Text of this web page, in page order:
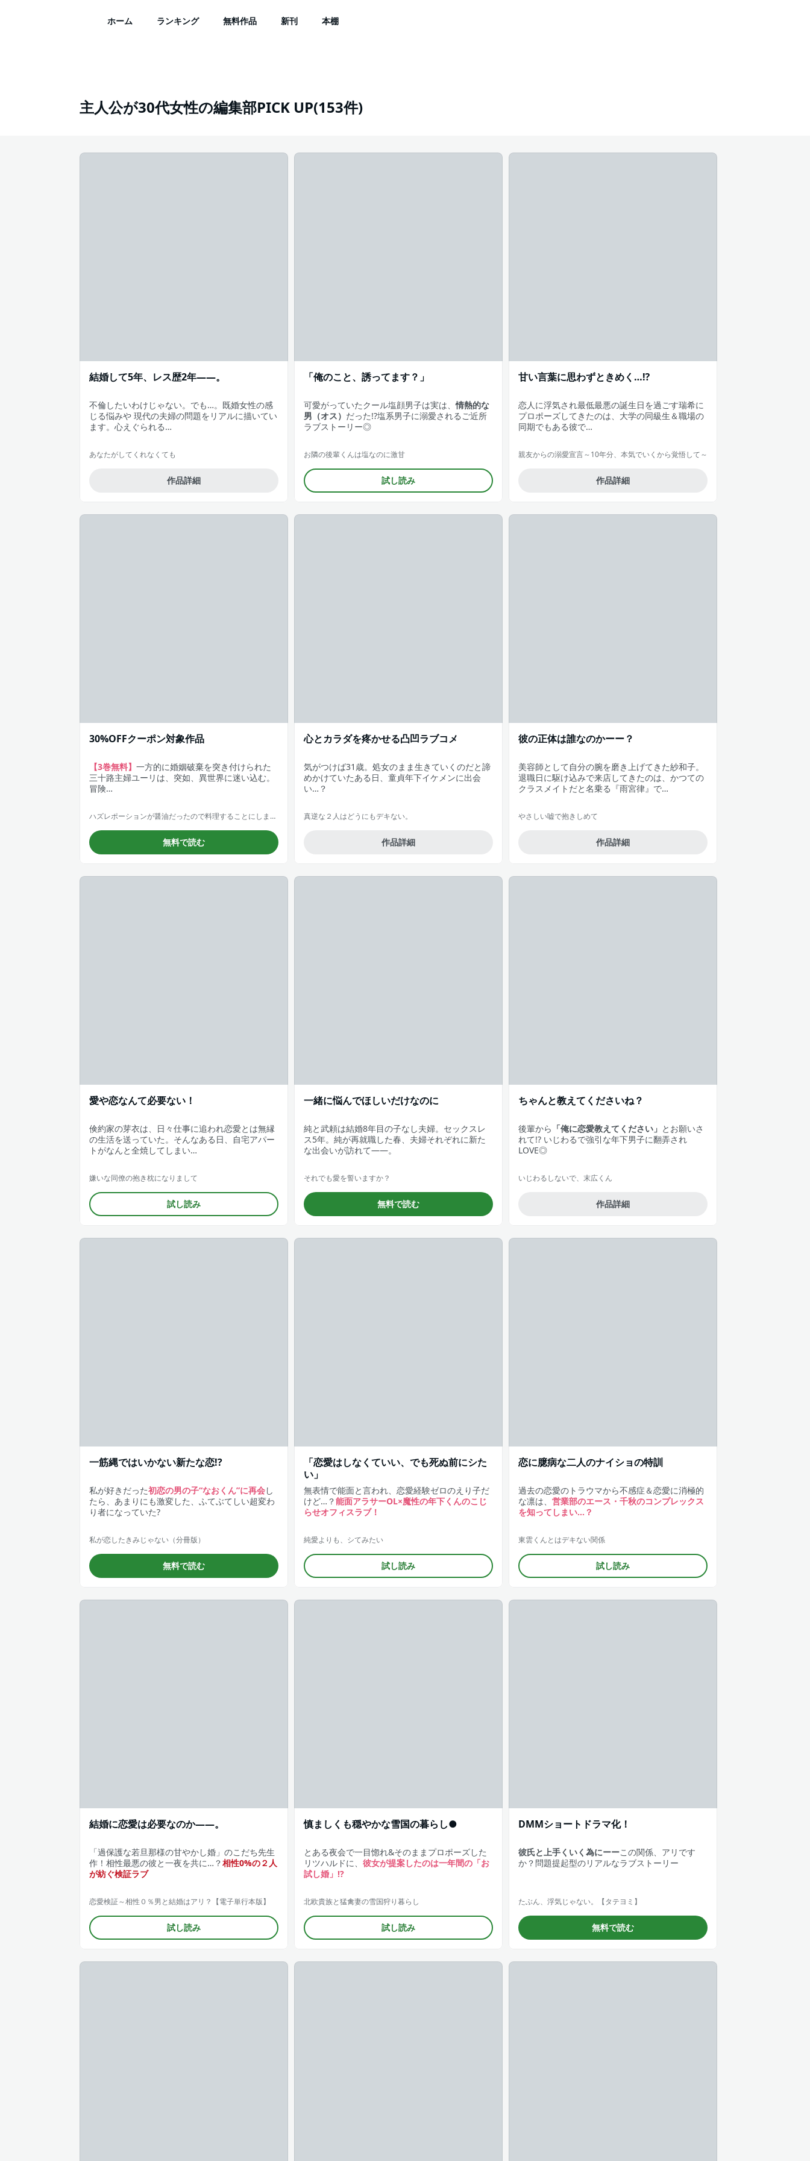
ホーム ランキング 無料作品 新刊 本棚
主人公が30代女性の編集部PICK UP(153件)
結婚して5年、レス歴2年――。
不倫したいわけじゃない。でも…。既婚女性の感
じる悩みや 現代の夫婦の問題をリアルに描いてい
ます。心えぐられる…
あなたがしてくれなくても
作品詳細
「俺のこと、誘ってます？」
可愛がっていたクール塩顔男子は実は、情熱的な
男（オス） だった!?塩系男子に溺愛されるご近所
ラブストーリー◎
お隣の後輩くんは塩なのに激甘
試し読み
甘い言葉に思わずときめく…⁉
恋人に浮気され最低最悪の誕生日を過ごす瑞希に
プロポーズしてきたのは、大学の同級生＆職場の
同期でもある彼で…
親友からの溺愛宣言～10年分、本気でいくから覚悟して～
作品詳細
30%OFFクーポン対象作品
【3巻無料】 一方的に婚姻破棄を突き付けられた
三十路主婦ユーリは、突如、異世界に迷い込む。
冒険…
ハズレポーションが醤油だったので料理することにしました（コミック）
無料で読む
心とカラダを疼かせる凸凹ラブコメ
気がつけば31歳。処女のまま生きていくのだと諦
めかけていたある日、童貞年下イケメンに出会
い…？
真逆な２人はどうにもデキない。
作品詳細
彼の正体は誰なのかーー？
美容師として自分の腕を磨き上げてきた紗和子。
退職日に駆け込みで来店してきたのは、かつての
クラスメイトだと名乗る『雨宮律』で…
やさしい嘘で抱きしめて
作品詳細
愛や恋なんて必要ない！
倹約家の芽衣は、日々仕事に追われ恋愛とは無縁
の生活を送っていた。そんなある日、自宅アパー
トがなんと全焼してしまい…
嫌いな同僚の抱き枕になりまして
試し読み
一緒に悩んでほしいだけなのに
純と武頼は結婚8年目の子なし夫婦。セックスレ
ス5年。純が再就職した春、夫婦それぞれに新た
な出会いが訪れて――。
それでも愛を誓いますか？
無料で読む
ちゃんと教えてくださいね？
後輩から 「俺に恋愛教えてください」 とお願いさ
れて!? いじわるで強引な年下男子に翻弄され
LOVE◎
いじわるしないで、末広くん
作品詳細
一筋縄ではいかない新たな恋!?
私が好きだった初恋の男の子“なおくん”に再会し
たら、あまりにも激変した、ふてぶてしい超変わ
り者になっていた?
私が恋したきみじゃない（分冊版）
無料で読む
「恋愛はしなくていい、でも死ぬ前にシた
い」
無表情で能面と言われ、恋愛経験ゼロのえり子だ
けど…？能面アラサーOL×魔性の年下くんのこじ
らせオフィスラブ！
純愛よりも、シてみたい
試し読み
恋に臆病な二人のナイショの特訓
過去の恋愛のトラウマから不感症＆恋愛に消極的
な凛は、 営業部のエース・千秋のコンプレックス
を知ってしまい…？
東雲くんとはデキない関係
試し読み
結婚に恋愛は必要なのか——。
「過保護な若旦那様の甘やかし婚」のこだち先生
作！相性最悪の彼と一夜を共に…？相性0%の２人
が紡ぐ検証ラブ
恋愛検証～相性０％男と結婚はアリ？【電子単行本版】
試し読み
慎ましくも穏やかな雪国の暮らし●
とある夜会で一目惚れ&そのままプロポーズした
リツハルドに、 彼女が提案したのは一年間の「お
試し婚」!?
北欧貴族と猛禽妻の雪国狩り暮らし
試し読み
DMMショートドラマ化！
彼氏と上手くいく為にーーこの関係、アリです
か？問題提起型のリアルなラブストーリー
たぶん、浮気じゃない。【タテヨミ】
無料で読む